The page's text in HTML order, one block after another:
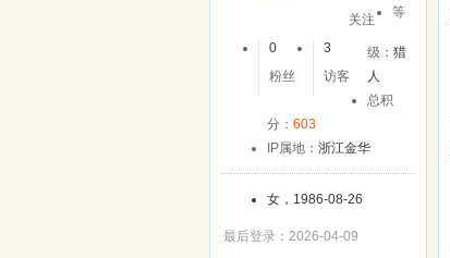
关注
0
粉丝
3
访客
等
级：猎
人
总积
分： 603
IP属地： 浙江金华
女，1986-08-26
最后登录：2026-04-09